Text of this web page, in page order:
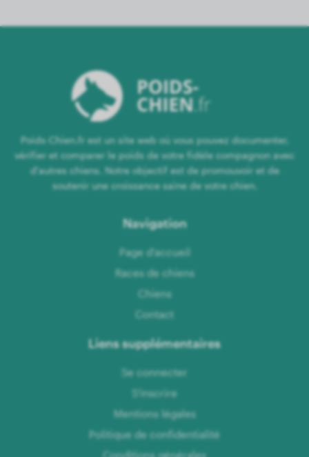
Poids-Chien.fr est un site web où vous pouvez documenter,
vérifier et comparer le poids de votre fidèle compagnon avec
d'autres chiens. Notre objectif est de promouvoir et de
soutenir une croissance saine de votre chien.
Navigation
Page d'accueil
Races de chiens
Chiens
Contact
Liens supplémentaires
Se connecter
S'inscrire
Mentions légales
Politique de confidentialité